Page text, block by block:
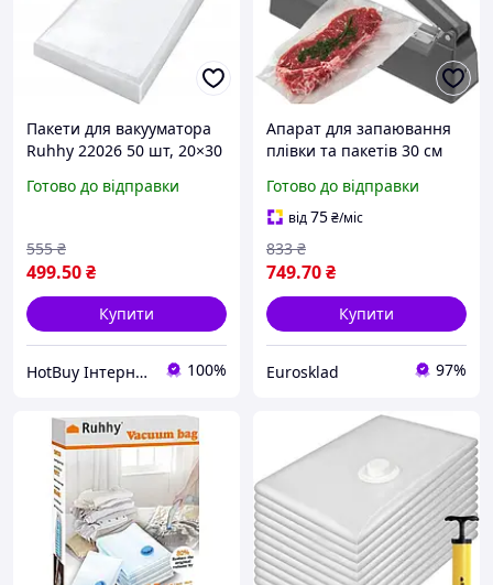
Пакети для вакууматора
Ruhhy 22026 50 шт, 20×30
Готово до відправки
499.50₴
555 ₴
Купити
HotBuy Інтернет-магазин 100%
Апарат для запаювання
плівки та пакетів 30 см
Готово до відправки
від75₴/міс
749.70₴
833 ₴
Купити
Eurosklad 97%